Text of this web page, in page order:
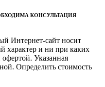
КОНСУЛЬТАЦИЯ
Интернет-сайт носит
характер и ни при каких
Указанная
Определить стоимость